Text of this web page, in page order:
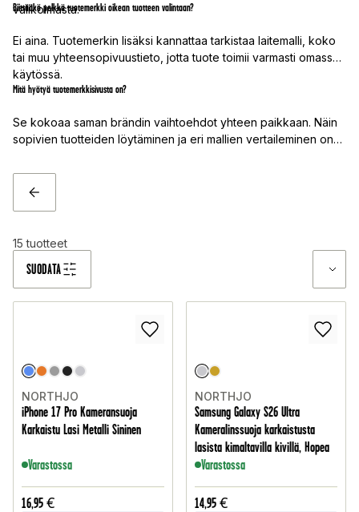
valikoimasta.
Riittääkö pelkkä tuotemerkki oikean tuotteen valintaan?
Ei aina. Tuotemerkin lisäksi kannattaa tarkistaa laitemalli, koko
tai muu yhteensopivuustieto, jotta tuote toimii varmasti omassa
käytössä.
Mitä hyötyä tuotemerkkisivusta on?
Se kokoaa saman brändin vaihtoehdot yhteen paikkaan. Näin
sopivien tuotteiden löytäminen ja eri mallien vertaileminen on
TAKAISIN
SUODATA
15 tuotteet
NORTHJO
iPhone 17 Pro Kameransuoja
Karkaistu Lasi Metalli Sininen
Varastossa
16,95 €
NORTHJO
Samsung Galaxy S26 Ultra
Kameralinssuoja karkaistusta
lasista kimaltavilla kivillä, Hopea
Varastossa
14,95 €